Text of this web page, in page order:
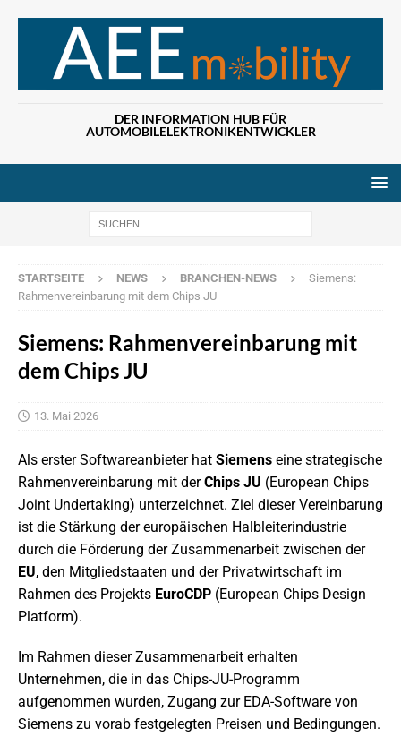
DER INFORMATION HUB FÜR
AUTOMOBILELEKTRONIKENTWICKLER
STARTSEITE NEWS BRANCHEN-NEWS
Siemens:
Rahmenvereinbarung mit dem Chips JU
Siemens: Rahmenvereinbarung mit
dem Chips JU
13. Mai 2026
Als erster Softwareanbieter hat Siemens eine strategische
Rahmenvereinbarung mit derChips JU (European Chips
Joint Undertaking) unterzeichnet. Ziel dieser Vereinbarung
ist die Stärkung der europäischen Halbleiterindustrie
durch die Förderung der Zusammenarbeit zwischen der
EU, den Mitgliedstaaten und der Privatwirtschaft im
Rahmen des Projekts EuroCDP (European Chips Design
Platform).
Im Rahmen dieser Zusammenarbeit erhalten
Unternehmen, die in das Chips-JU-Programm
aufgenommen wurden, Zugang zur EDA-Software von
Siemens zu vorab festgelegten Preisen und Bedingungen.